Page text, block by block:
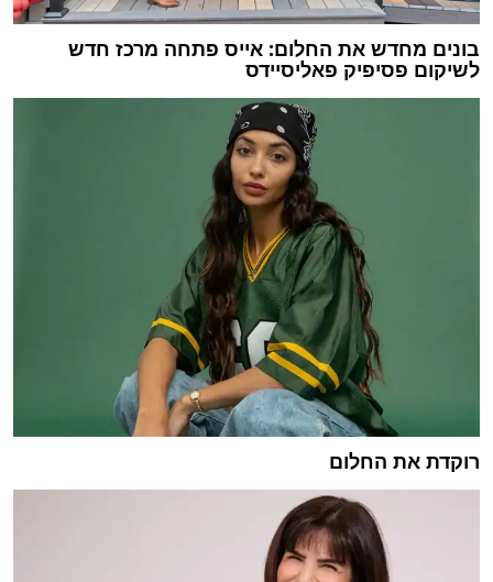
בונים מחדש את החלום: אייס פתחה מרכז חדש
לשיקום פסיפיק פאליסיידס
רוקדת את החלום